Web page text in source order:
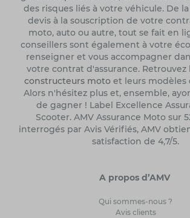
des risques liés à votre véhicule. De
devis à la souscription de votre
moto, auto ou autre, tout se fait en
conseillers sont également à votre
renseigner et vous accompagner
votre contrat d'assurance.
constructeurs motoet leurs modèles
Alors n'hésitez plus et, ensemble,
de gagner ! Label Excellence
Scooter. AMV Assurance Moto sur
interrogés par Avis Vérifiés, AMV
satisfaction de 4,7/5.
A propos d’AMV
Qui sommes-nous ?
Avis clients